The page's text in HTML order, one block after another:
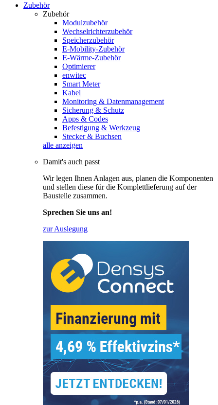
Zubehör
Zubehör
Modulzubehör
Wechselrichterzubehör
Speicherzubehör
E-Mobility-Zubehör
E-Wärme-Zubehör
Optimierer
enwitec
Smart Meter
Kabel
Monitoring & Datenmanagement
Sicherung & Schutz
Apps & Codes
Befestigung & Werkzeug
Stecker & Buchsen
alle anzeigen
Damit's auch passt
Wir legen Ihnen Anlagen aus, planen die Komponenten
und stellen diese für die Komplettlieferung auf der
Baustelle zusammen.
Sprechen Sie uns an!
zur Auslegung